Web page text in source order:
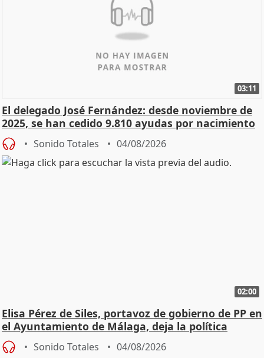
03:11
El delegado José Fernández: desde noviembre de
2025, se han cedido 9.810 ayudas por nacimiento
Sonido Totales 04/08/2026
02:00
Elisa Pérez de Siles, portavoz de gobierno de PP en
el Ayuntamiento de Málaga, deja la política
Sonido Totales 04/08/2026